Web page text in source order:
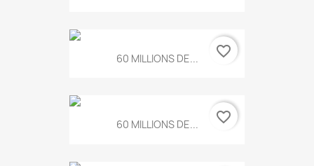
60 MILLIONS DE... favorite_border
60 MILLIONS DE... favorite_border